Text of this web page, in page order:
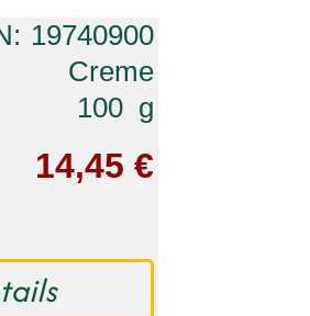
19740900
Creme
100 g
14,45 €